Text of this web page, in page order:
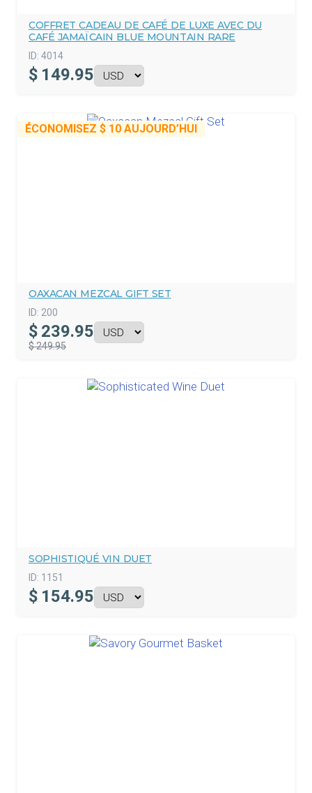
COFFRET CADEAU DE CAFÉ DE LUXE AVEC DU
CAFÉ JAMAÏCAIN BLUE MOUNTAIN RARE
ID: 4014
$ 149.95
ÉCONOMISEZ $ 10 AUJOURD’HUI
OAXACAN MEZCAL GIFT SET
ID: 200
$ 239.95
$ 249.95
SOPHISTIQUÉ VIN DUET
ID: 1151
$ 154.95